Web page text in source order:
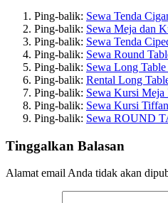
Ping-balik: Sewa Tenda
Ping-balik: Sewa Meja dan
Ping-balik: Sewa Tenda
Ping-balik: Sewa Round
Ping-balik: Sewa Long
Ping-balik: Rental Long
Ping-balik: Sewa Kursi
Ping-balik: Sewa Kursi
Ping-balik: Sewa ROUND
Tinggalkan Balasan
Alamat email Anda tidak akan